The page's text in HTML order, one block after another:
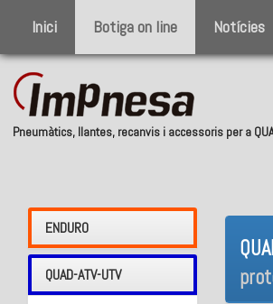
Inici Botiga on line Notícies
Pneumàtics, llantes, recanvis i accessoris per a
ENDURO
QUAD-ATV-UTV